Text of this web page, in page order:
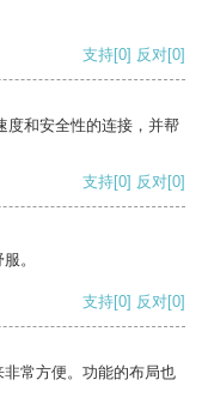
支持[0] 反对[0]
度和安全性的连接，并帮
支持[0] 反对[0]
。
支持[0] 反对[0]
常方便。功能的布局也